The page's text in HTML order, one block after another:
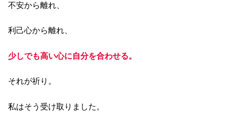
不安から離れ、
利己心から離れ、
少しでも高い心に自分を合わせる。
それが祈り。
私はそう受け取りました。